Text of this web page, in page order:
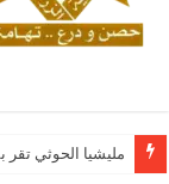
مليشيا الحوثي تقر